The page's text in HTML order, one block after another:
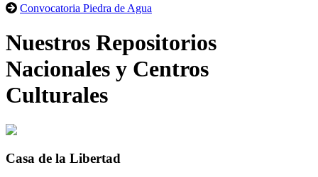
Convocatoria Piedra de Agua
Nuestros Repositorios
Nacionales y Centros
Culturales
Casa de la Libertad